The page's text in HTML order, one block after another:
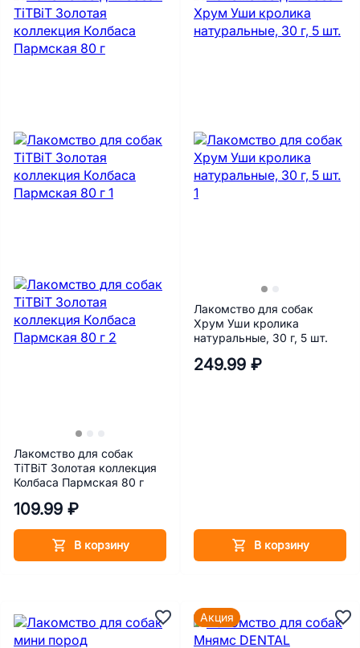
Лакомство для собак
TiTBiT Золотая коллекция
Колбаса Пармская 80 г
109.99 ₽
В корзину
Лакомство для собак
Хрум Уши кролика
натуральные, 30 г, 5 шт.
249.99 ₽
В корзину
Акция